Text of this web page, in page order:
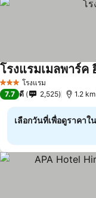
3 ดาว โรงแรม
โรงแรมเมลพาร์ค
7.7 ดี 2,525 1.2
เลือกวันที่เพื่อดูราคา